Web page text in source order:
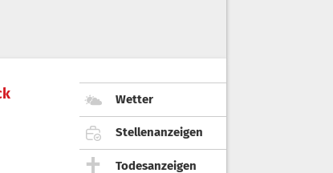
Wetter
Stellenanzeigen
Todesanzeigen